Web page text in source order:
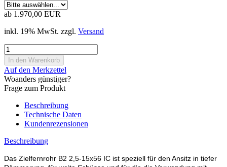
ab 1.970,00 EUR
inkl. 19% MwSt. zzgl. Versand
Auf den Merkzettel
Woanders günstiger?
Frage zum Produkt
Beschreibung
Technische Daten
Kundenrezensionen
Beschreibung
Das Zielfernrohr B2 2,5-15x56 IC ist speziell für den Ansitz in tiefer